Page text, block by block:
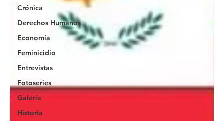
Crónica
Derechos Humanos
Economía
Feminicidio
Entrevistas
Fotoseries
Galería
Historia